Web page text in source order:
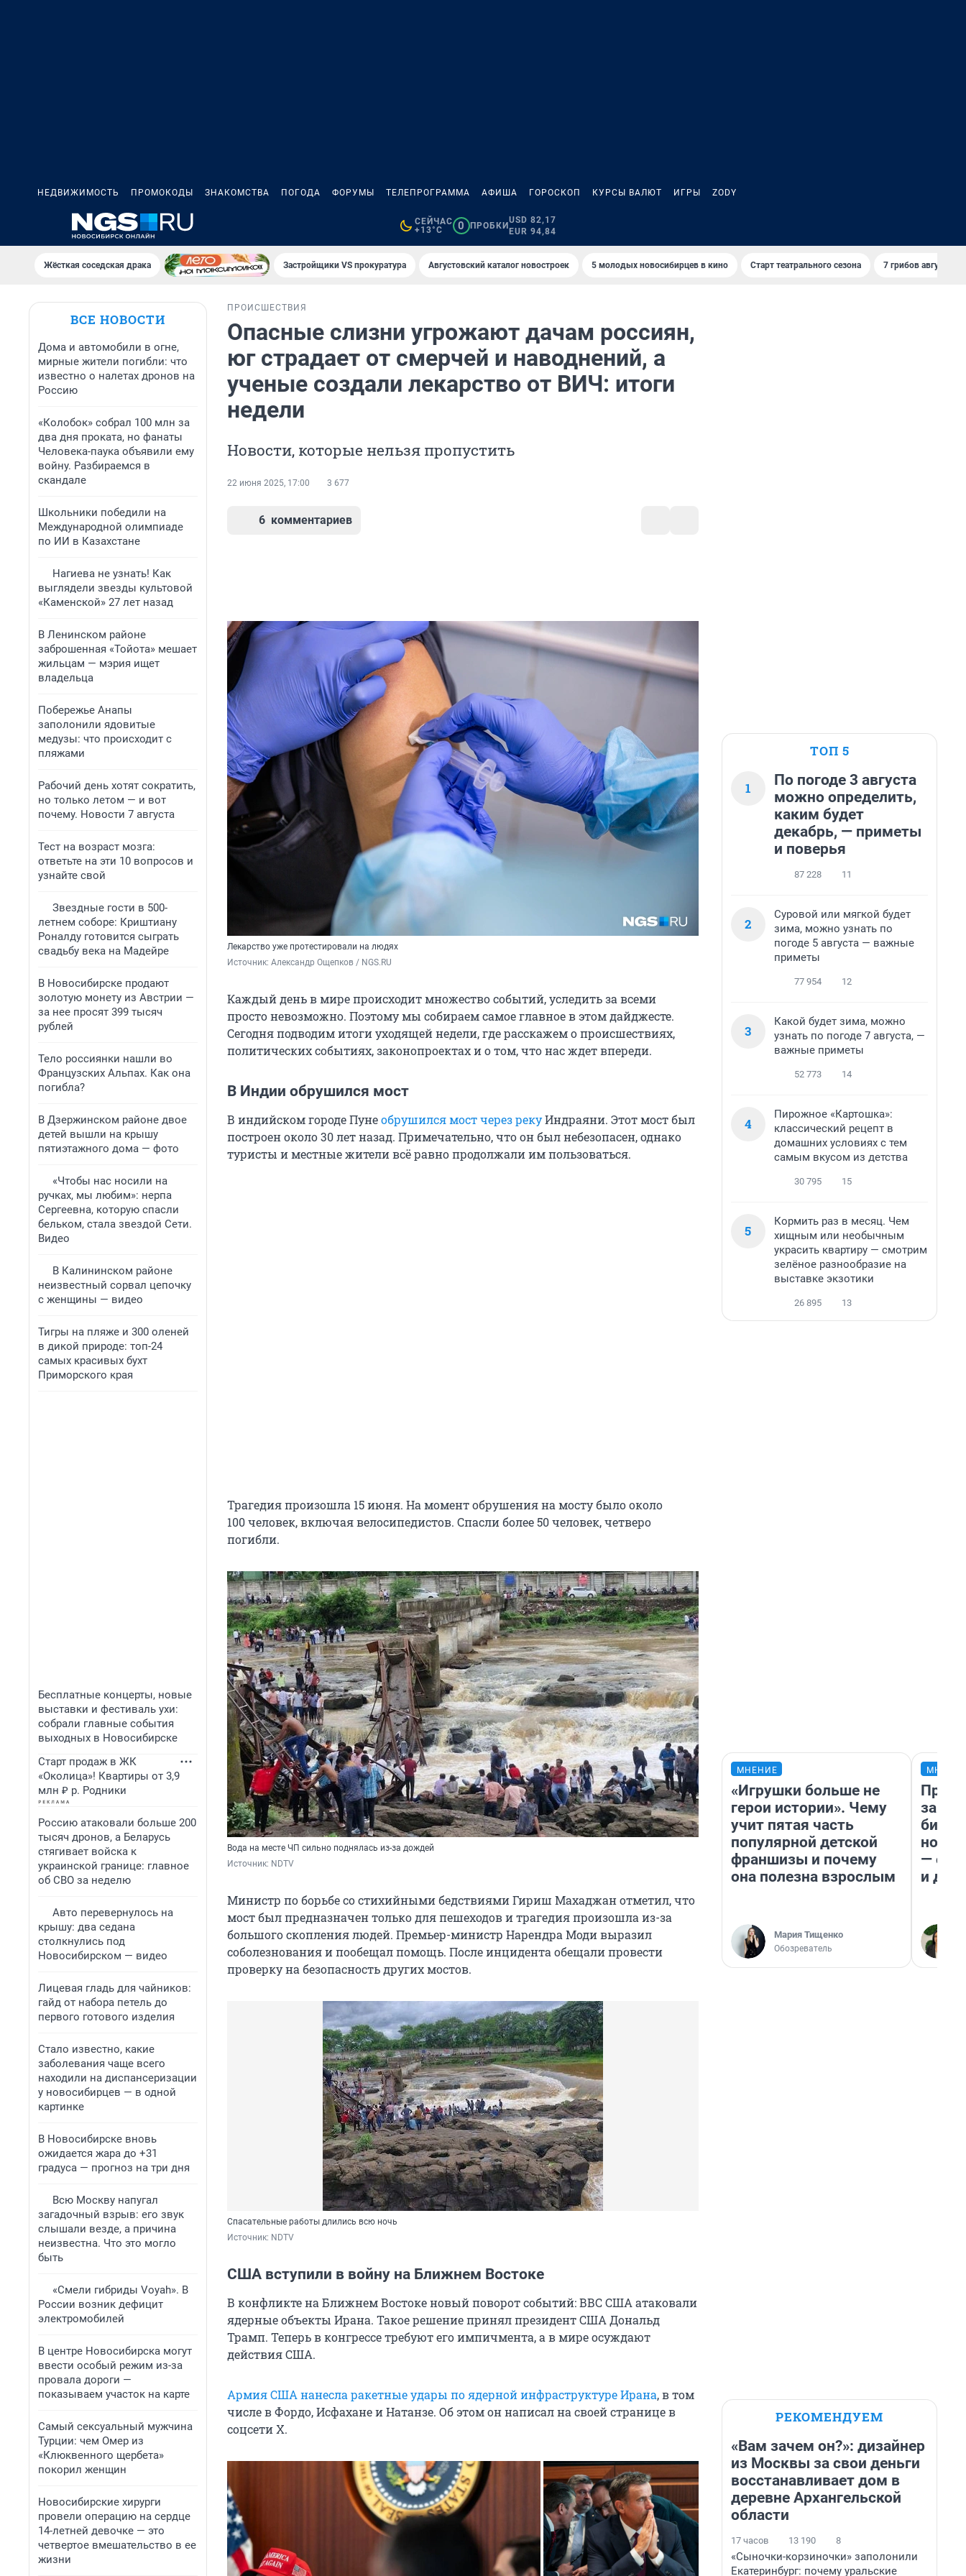
НЕДВИЖИМОСТЬ ПРОМОКОДЫ ЗНАКОМСТВА ПОГОДА ФОРУМЫ ТЕЛЕПРОГРАММА АФИША ГОРОСКОП КУРСЫ ВАЛЮТ ИГРЫ ZODY
СЕЙЧАС
+13°C
0 ПРОБКИ
USD 82,17
EUR 94,84
Жёсткая соседская драка Застройщики VS прокуратура Августовский каталог новостроек 5 молодых новосибирцев в кино Старт театрального сезона 7 грибов августа
ВСЕ НОВОСТИ
Дома и автомобили в огне,
мирные жители погибли: что
известно о налетах дронов на
Россию
«Колобок» собрал 100 млн за
два дня проката, но фанаты
Человека-паука объявили ему
войну. Разбираемся в
скандале
Школьники победили на
Международной олимпиаде
по ИИ в Казахстане
Нагиева не узнать! Как
выглядели звезды культовой
«Каменской» 27 лет назад
В Ленинском районе
заброшенная «Тойота» мешает
жильцам — мэрия ищет
владельца
Побережье Анапы
заполонили ядовитые
медузы: что происходит с
пляжами
Рабочий день хотят сократить,
но только летом — и вот
почему. Новости 7 августа
Тест на возраст мозга:
ответьте на эти 10 вопросов и
узнайте свой
Звездные гости в 500-
летнем соборе: Криштиану
Роналду готовится сыграть
свадьбу века на Мадейре
В Новосибирске продают
золотую монету из Австрии —
за нее просят 399 тысяч
рублей
Тело россиянки нашли во
Французских Альпах. Как она
погибла?
В Дзержинском районе двое
детей вышли на крышу
пятиэтажного дома — фото
«Чтобы нас носили на
ручках, мы любим»: нерпа
Сергеевна, которую спасли
бельком, стала звездой Сети.
Видео
В Калининском районе
неизвестный сорвал цепочку
с женщины — видео
Тигры на пляже и 300 оленей
в дикой природе: топ-24
самых красивых бухт
Приморского края
Бесплатные концерты, новые
выставки и фестиваль ухи:
собрали главные события
выходных в Новосибирске
Старт продаж в ЖК
«Околица»! Квартиры от 3,9
млн ₽ р. Родники
Россию атаковали больше 200
тысяч дронов, а Беларусь
стягивает войска к
украинской границе: главное
об СВО за неделю
Авто перевернулось на
крышу: два седана
столкнулись под
Новосибирском — видео
Лицевая гладь для чайников:
гайд от набора петель до
первого готового изделия
Стало известно, какие
заболевания чаще всего
находили на диспансеризации
у новосибирцев — в одной
картинке
В Новосибирске вновь
ожидается жара до +31
градуса — прогноз на три дня
Всю Москву напугал
загадочный взрыв: его звук
слышали везде, а причина
неизвестна. Что это могло
быть
«Смели гибриды Voyah». В
России возник дефицит
электромобилей
В центре Новосибирска могут
ввести особый режим из-за
провала дороги —
показываем участок на карте
Самый сексуальный мужчина
Турции: чем Омер из
«Клюквенного щербета»
покорил женщин
Новосибирские хирурги
провели операцию на сердце
14-летней девочке — это
четвертое вмешательство в ее
жизни
ПРОИСШЕСТВИЯ
Опасные слизни угрожают дачам россиян,
юг страдает от смерчей и наводнений, а
ученые создали лекарство от ВИЧ: итоги
недели
Новости, которые нельзя пропустить
22 июня 2025, 17:00 3 677
6 комментариев
Лекарство уже протестировали на людях
Источник: Александр Ощепков / NGS.RU
Каждый день в мире происходит множество событий, уследить за всеми
просто невозможно. Поэтому мы собираем самое главное в этом дайджесте.
Сегодня подводим итоги уходящей недели, где расскажем о происшествиях,
политических событиях, законопроектах и о том, что нас ждет впереди.
В Индии обрушился мост
В индийском городе Пунеобрушился мост через рекуИндраяни. Этот мост был
построен около 30 лет назад. Примечательно, что он был небезопасен, однако
туристы и местные жители всё равно продолжали им пользоваться.
Трагедия произошла 15 июня. На момент обрушения на мосту было около
100 человек, включая велосипедистов. Спасли более 50 человек, четверо
погибли.
Вода на месте ЧП сильно поднялась из-за дождей
Источник: NDTV
Министр по борьбе со стихийными бедствиями Гириш Махаджан отметил, что
мост был предназначен только для пешеходов и трагедия произошла из-за
большого скопления людей. Премьер-министр Нарендра Моди выразил
соболезнования и пообещал помощь. После инцидента обещали провести
проверку на безопасность других мостов.
Спасательные работы длились всю ночь
Источник: NDTV
США вступили в войну на Ближнем Востоке
В конфликте на Ближнем Востоке новый поворот событий: ВВС США атаковали
ядерные объекты Ирана. Такое решение принял президент США Дональд
Трамп. Теперь в конгрессе требуют его импичмента, а в мире осуждают
действия США.
Армия США нанесла ракетные удары по ядерной инфраструктуре Ирана, в том
числе в Фордо, Исфахане и Натанзе. Об этом он написал на своей странице в
соцсети X.
ТОП 5
1
По погоде 3 августа
можно определить,
каким будет
декабрь, — приметы
и поверья
87 228 11
2
Суровой или мягкой будет
зима, можно узнать по
погоде 5 августа — важные
приметы
77 954 12
3
Какой будет зима, можно
узнать по погоде 7 августа, —
важные приметы
52 773 14
4
Пирожное «Картошка»:
классический рецепт в
домашних условиях с тем
самым вкусом из детства
30 795 15
5
Кормить раз в месяц. Чем
хищным или необычным
украсить квартиру — смотрим
зелёное разнообразие на
выставке экзотики
26 895 13
МНЕНИЕ
«Игрушки больше не
герои истории». Чему
учит пятая часть
популярной детской
франшизы и почему
она полезна взрослым
Мария Тищенко
Обозреватель
— он
и
РЕКОМЕНДУЕМ
«Вам зачем он?»: дизайнер
из Москвы за свои деньги
восстанавливает дом в
деревне Архангельской
области
17 часов 13 190 8
«Сыночки-корзиночки» заполонили
Екатеринбург: почему уральские